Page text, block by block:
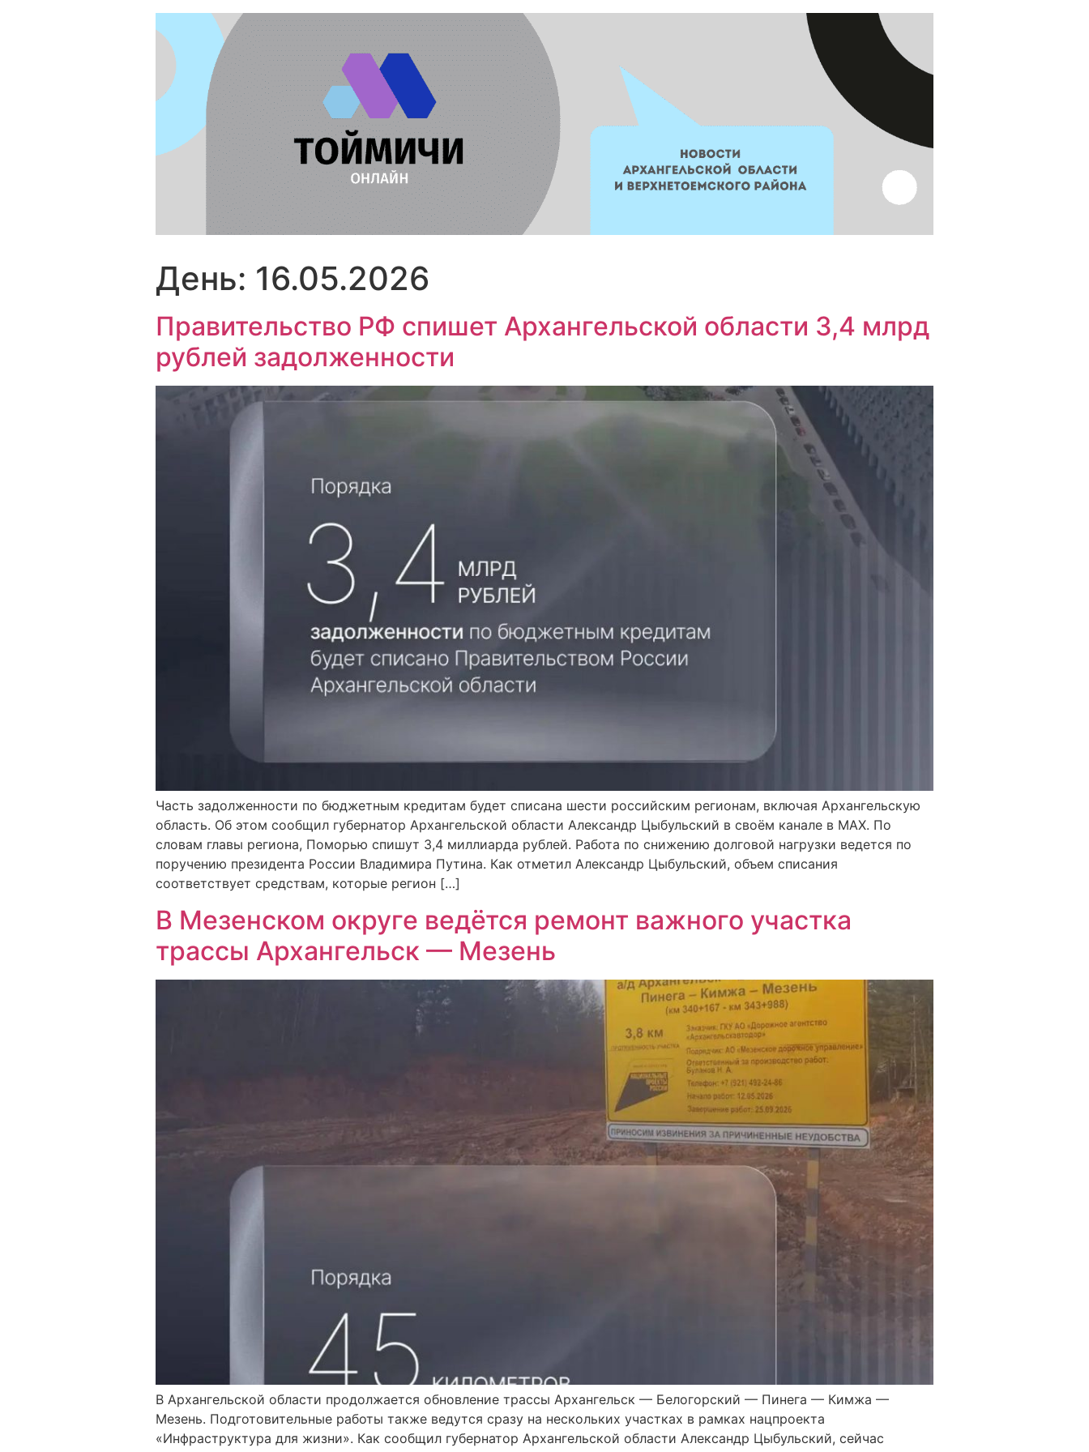
День: 16.05.2026
Правительство РФ спишет Архангельской области 3,4 млрд
рублей задолженности
Часть задолженности по бюджетным кредитам будет списана шести российским регионам, включая Архангельскую
область. Об этом сообщил губернатор Архангельской области Александр Цыбульский в своём канале в MAX. По
словам главы региона, Поморью спишут 3,4 миллиарда рублей. Работа по снижению долговой нагрузки ведется по
поручению президента России Владимира Путина. Как отметил Александр Цыбульский, объем списания
соответствует средствам, которые регион […]
В Мезенском округе ведётся ремонт важного участка
трассы Архангельск — Мезень
В Архангельской области продолжается обновление трассы Архангельск — Белогорский — Пинега — Кимжа —
Мезень. Подготовительные работы также ведутся сразу на нескольких участках в рамках нацпроекта
«Инфраструктура для жизни». Как сообщил губернатор Архангельской области Александр Цыбульский, сейчас